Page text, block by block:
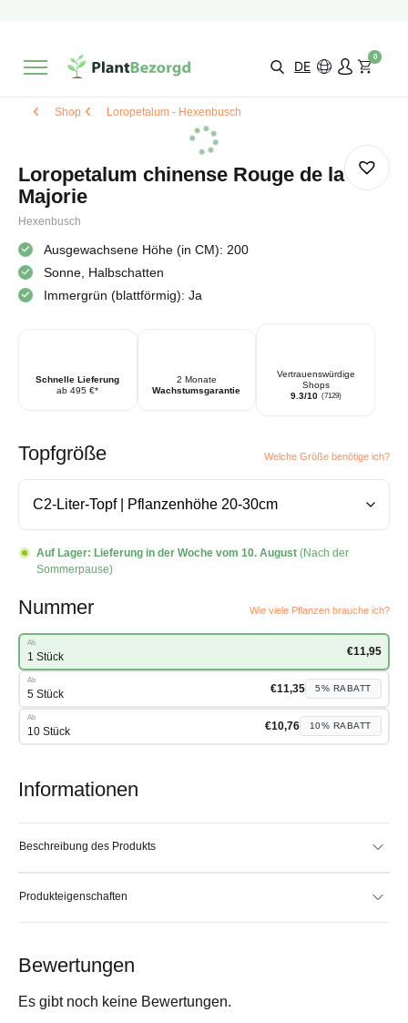
Wähle selbst
DE
0
Shop Loropetalum - Hexenbusch
Loropetalum chinense Rouge de la
Majorie
Hexenbusch
Ausgewachsene Höhe (in CM): 200
Sonne, Halbschatten
Immergrün (blattförmig): Ja
Schnelle Lieferung
ab 495 €*
2 Monate
Wachstumsgarantie
Vertrauenswürdige
Shops
9.3/10 (7129)
Topfgröße Welche Größe benötige ich?
Auf Lager: Lieferung in der Woche vom 10. August (Nach der
Sommerpause)
Nummer Wie viele Pflanzen brauche ich?
Ab
1 Stück €11,95
Ab
5 Stück €11,35 5% RABATT
Ab
10 Stück €10,76 10% RABATT
Informationen
Beschreibung des Produkts
Produkteigenschaften
Bewertungen
Es gibt noch keine Bewertungen.